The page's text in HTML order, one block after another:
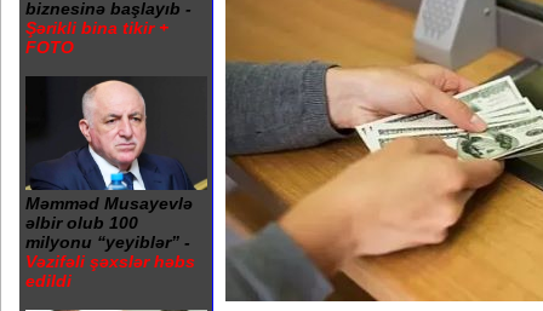
biznesinə başlayıb -
Şərikli bina tikir +
FOTO
Məmməd Musayevlə
əlbir olub 100
milyonu “yeyiblər” -
Vəzifəli şəxslər həbs
edildi